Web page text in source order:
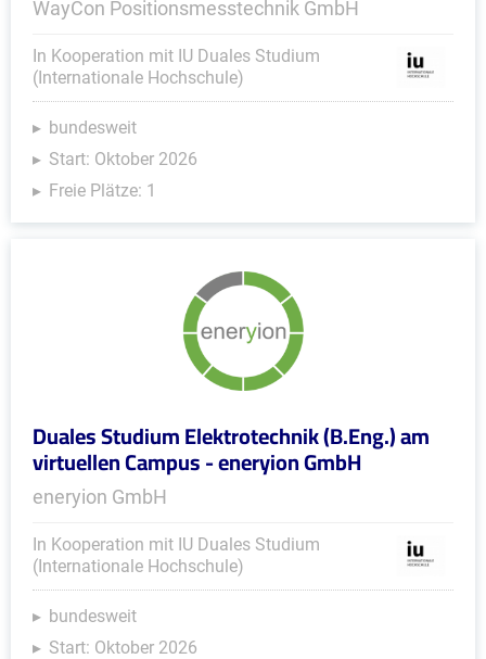
WayCon Positionsmesstechnik GmbH
In Kooperation mit IU Duales Studium
(Internationale Hochschule)
bundesweit
Start: Oktober 2026
Freie Plätze: 1
Duales Studium Elektrotechnik (B.Eng.) am
virtuellen Campus - eneryion GmbH
eneryion GmbH
In Kooperation mit IU Duales Studium
(Internationale Hochschule)
bundesweit
Start: Oktober 2026